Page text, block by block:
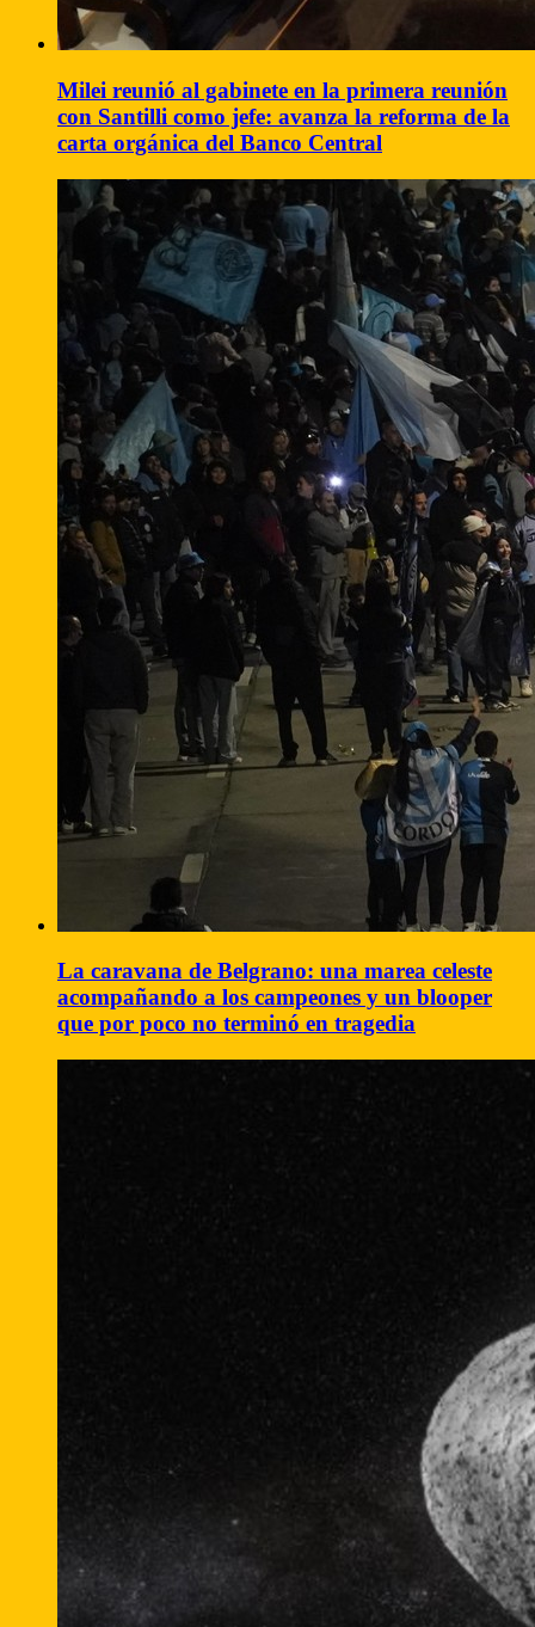
Milei reunió al gabinete en la primera reunión
con Santilli como jefe: avanza la reforma de la
carta orgánica del Banco Central
La caravana de Belgrano: una marea celeste
acompañando a los campeones y un blooper
que por poco no terminó en tragedia